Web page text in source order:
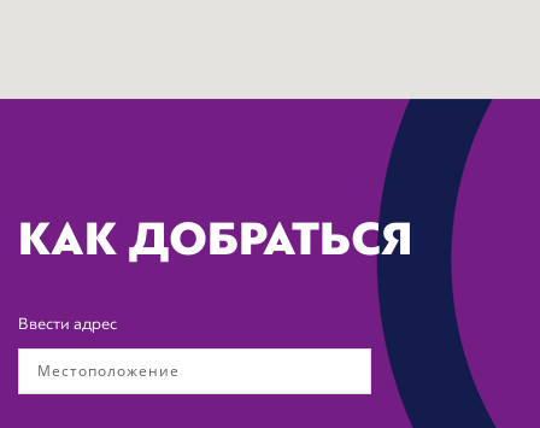
КАК ДОБРАТЬСЯ
Ввести адрес